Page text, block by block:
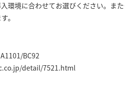
環境に合わせてお選びください。また6
。
BC92
detail/7521.html